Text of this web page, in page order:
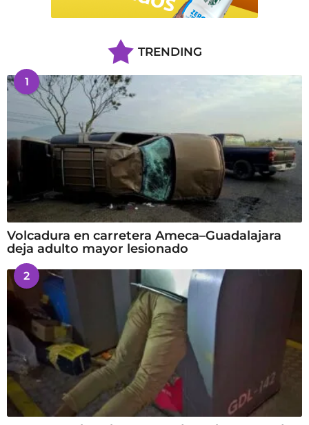
TRENDING
1
Volcadura en carretera Ameca–Guadalajara
deja adulto mayor lesionado
2